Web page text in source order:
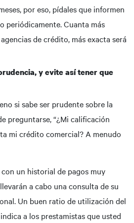
por eso, pídales que informen
periódicamente. Cuanta más
de crédito, más exacta será
y evite así tener que
si sabe ser prudente sobre la
preguntarse, “¿Mi calificación
mi crédito comercial? A menudo
con un historial de pagos muy
a cabo una consulta de su
Un buen ratio de utilización del
a los prestamistas que usted